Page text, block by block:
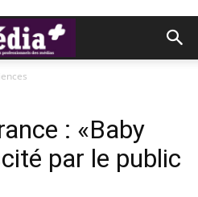
: «Baby
par le public